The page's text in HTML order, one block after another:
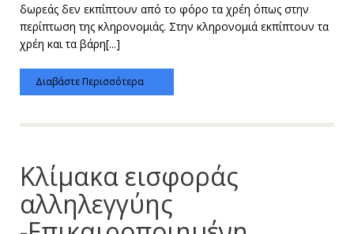
δωρεάς δεν εκπίπτουν από το φόρο τα χρέη όπως στην
περίπτωση της κληρονομιάς. Στην κληρονομιά εκπίπτουν τα
χρέη και τα βάρη[...]
Διαβάστε Περισσότερα
Κλίμακα εισφοράς
αλληλεγγύης